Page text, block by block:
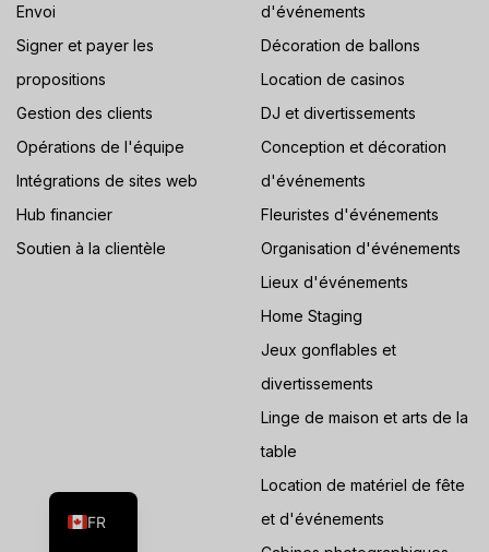
Envoi
Signer et payer les
propositions
Gestion des clients
Opérations de l'équipe
Intégrations de sites web
Hub financier
Soutien à la clientèle
d'événements
Décoration de ballons
Location de casinos
DJ et divertissements
Conception et décoration
d'événements
Fleuristes d'événements
Organisation d'événements
Lieux d'événements
Home Staging
Jeux gonflables et
divertissements
Linge de maison et arts de la
table
Location de matériel de fête
et d'événements
FR